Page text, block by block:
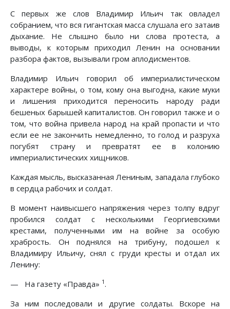
С первых же слов Владимир Ильич так овладел
собранием, что вся гигантская масса слушала его затаив
дыхание. Не слышно было ни слова протеста, а
выводы, к которым приходил Ленин на основании
разбора фактов, вызывали гром аплодисментов.
Владимир Ильич говорил об империалистическом
характере войны, о том, кому она выгодна, какие муки
и лишения приходится переносить народу ради
бешеных барышей капиталистов. Он говорил также и о
том, что война привела народ на край пропасти и что
если ее не закончить немедленно, то голод и разруха
погубят страну и превратят ее в колонию
империалистических хищников.
Каждая мысль, высказанная Лениным, западала глубоко
в сердца рабочих и солдат.
В момент наивысшего напряжения через толпу вдруг
пробился солдат с несколькими Георгиевскими
крестами, полученными им на войне за особую
храбрость. Он поднялся на трибуну, подошел к
Владимиру Ильичу, снял с груди кресты и отдал их
Ленину:
— На газету «Правда» 1.
За ним последовали и другие солдаты. Вскоре на